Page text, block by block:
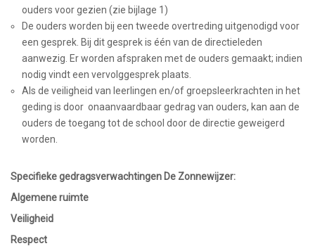
ouders voor gezien (zie bijlage 1)
De ouders worden bij een tweede overtreding uitgenodigd voor
een gesprek. Bij dit gesprek is één van de directieleden
aanwezig. Er worden afspraken met de ouders gemaakt; indien
nodig vindt een vervolggesprek plaats.
Als de veiligheid van leerlingen en/of groepsleerkrachten in het
geding is door onaanvaardbaar gedrag van ouders, kan aan de
ouders de toegang tot de school door de directie geweigerd
worden.
Specifieke gedragsverwachtingen De Zonnewijzer:
Algemene ruimte
Veiligheid
Respect